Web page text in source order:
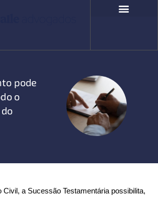
pode
o
Civil, a Sucessão Testamentária possibilita,